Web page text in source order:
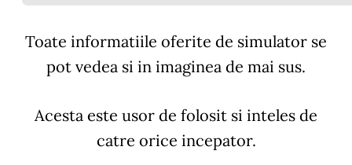
Toate informatiile oferite de simulator se
pot vedea si in imaginea de mai sus.
Acesta este usor de folosit si inteles de
catre orice incepator.